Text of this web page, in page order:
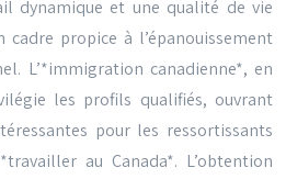
dynamique et une qualité de vie
propice à l’épanouissement
L’*immigration canadienne*, en
les profils qualifiés, ouvrant
pour les ressortissants
au Canada*. L’obtention